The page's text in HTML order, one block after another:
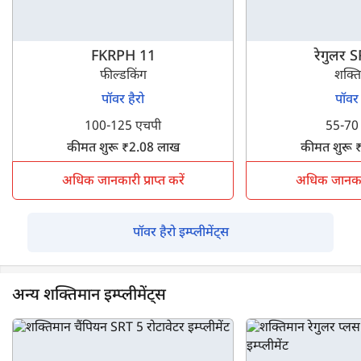
FKRPH 11
फील्डकिंग
पॉवर हैरो
100-125 एचपी
कीमत शुरू ₹2.08 लाख
अधिक जानकारी प्राप्त करें
रेगुलर
55-70
कीमत शुरू
अधिक
पॉवर हैरो इम्प्लीमेंट्स
अन्य शक्तिमान इम्प्लीमेंट्स